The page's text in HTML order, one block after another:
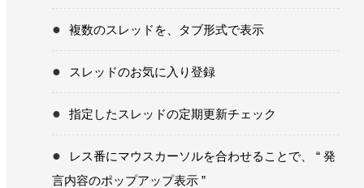
複数のスレッドを、タブ形式で表示
スレッドのお気に入り登録
指定したスレッドの定期更新チェック
レス番にマウスカーソルを合わせることで、 “ 発
言内容のポップアップ表示 ”